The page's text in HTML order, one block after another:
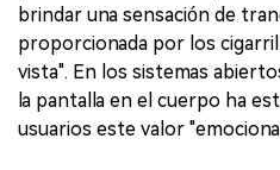
brindar una sensación de
proporcionada por los
vista". En los sistemas
la pantalla en el cuerpo ha
usuarios este valor